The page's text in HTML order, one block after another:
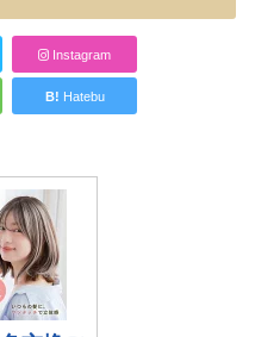
Instagram
B! Hatebu